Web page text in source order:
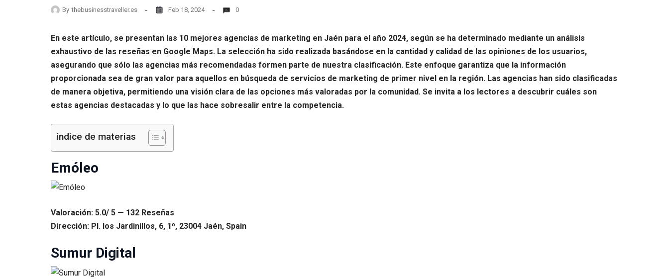
By thebusinesstraveller.es Feb 18, 2024 0
En este artículo, se presentan las 10 mejores agencias de marketing en Jaén para el año 2024, según se ha determinado mediante un análisis
exhaustivo de las reseñas en Google Maps. La selección ha sido realizada basándose en la cantidad y calidad de las opiniones de los usuarios,
asegurando que sólo las agencias más recomendadas formen parte de nuestra clasificación. Este enfoque garantiza que la información
proporcionada sea de gran valor para aquellos en búsqueda de servicios de marketing de primer nivel en la región. Las agencias han sido clasificadas
de manera objetiva, permitiendo una visión clara de las opciones más valoradas por la comunidad. Se invita a los lectores a descubrir cuáles son
estas agencias destacadas y lo que las hace sobresalir entre la competencia.
índice de materias
Emóleo
Valoración: 5.0/ 5 — 132 Reseñas
Dirección: Pl. los Jardinillos, 6, 1º, 23004 Jaén, Spain
Sumur Digital